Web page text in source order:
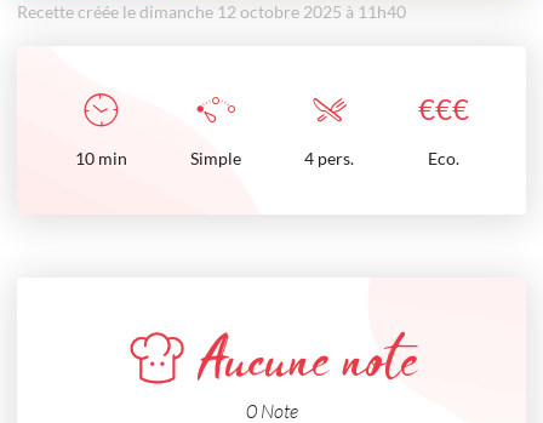
Recette créée le dimanche 12 octobre 2025 à 11h40
€€€
10 min Simple 4 pers. Eco.
Aucune note
0 Note